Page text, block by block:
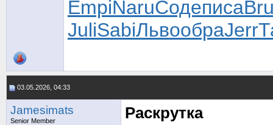
EmpiNaruСодеписа
JuliSabiЛьвообраJerr
03.05.2026, 04:33
Jamesimats
Senior Member
Раскрутка